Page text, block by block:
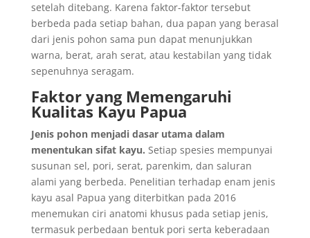
setelah ditebang. Karena faktor-faktor tersebut
berbeda pada setiap bahan, dua papan yang berasal
dari jenis pohon sama pun dapat menunjukkan
warna, berat, arah serat, atau kestabilan yang tidak
sepenuhnya seragam.
Faktor yang Memengaruhi
Kualitas Kayu Papua
Jenis pohon menjadi dasar utama dalam
menentukan sifat kayu. Setiap spesies mempunyai
susunan sel, pori, serat, parenkim, dan saluran
alami yang berbeda. Penelitian terhadap enam jenis
kayu asal Papua yang diterbitkan pada 2016
menemukan ciri anatomi khusus pada setiap jenis,
termasuk perbedaan bentuk pori serta keberadaan